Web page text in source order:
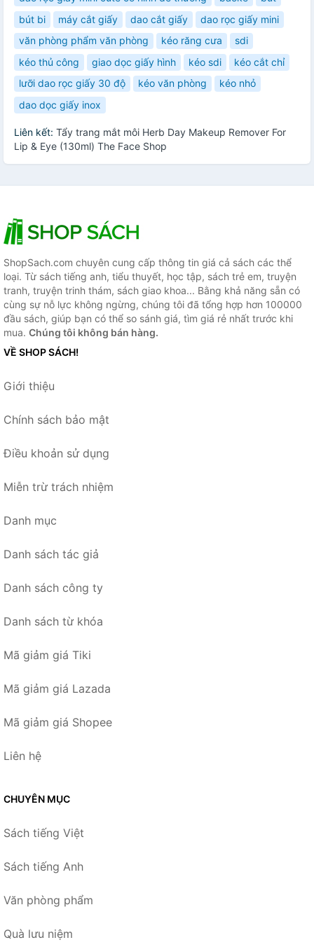
bút bi
máy cắt giấy dao cắt giấy
dao rọc giấy mini
văn phòng phẩm văn phòng
kéo răng cưa
sdi
kéo thủ công
giao dọc giấy hình kéo sdi
kéo cắt chỉ
lưỡi dao rọc giấy 30 độ
kéo văn phòng
kéo nhỏ
dao dọc giấy inox
Liên kết: Tẩy trang mắt môi Herb Day Makeup Remover For
Lip & Eye (130ml) The Face Shop
ShopSach.com chuyên cung cấp thông tin giá cả sách các thể
loại. Từ sách tiếng anh, tiểu thuyết, học tập, sách trẻ em, truyện
tranh, truyện trinh thám, sách giao khoa... Bằng khả năng sẵn có
cùng sự nỗ lực không ngừng, chúng tôi đã tổng hợp hơn 100000
đầu sách, giúp bạn có thể so sánh giá, tìm giá rẻ nhất trước khi
mua. Chúng tôi không bán hàng.
VỀ SHOP SÁCH!
Giới thiệu
Chính sách bảo mật
Điều khoản sử dụng
Miễn trừ trách nhiệm
Danh mục
Danh sách tác giả
Danh sách công ty
Danh sách từ khóa
Mã giảm giá Tiki
Mã giảm giá Lazada
Mã giảm giá Shopee
Liên hệ
CHUYÊN MỤC
Sách tiếng Việt
Sách tiếng Anh
Văn phòng phẩm
Quà lưu niệm